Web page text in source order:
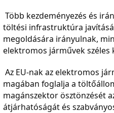
töltési infrastruktúra
megoldására irányulnak,
elektromos járművek széles
magában foglalja a
magánszektor ösztönzését
átjárhatóságát és